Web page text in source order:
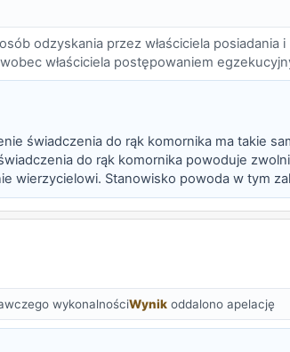
odzyskania przez właściciela posiadania i
właściciela postępowaniem
świadczenia do rąk komornika ma takie
do rąk komornika powoduje
wierzycielowi. Stanowisko powoda w tym
wykonalnościWynik oddalono apelację